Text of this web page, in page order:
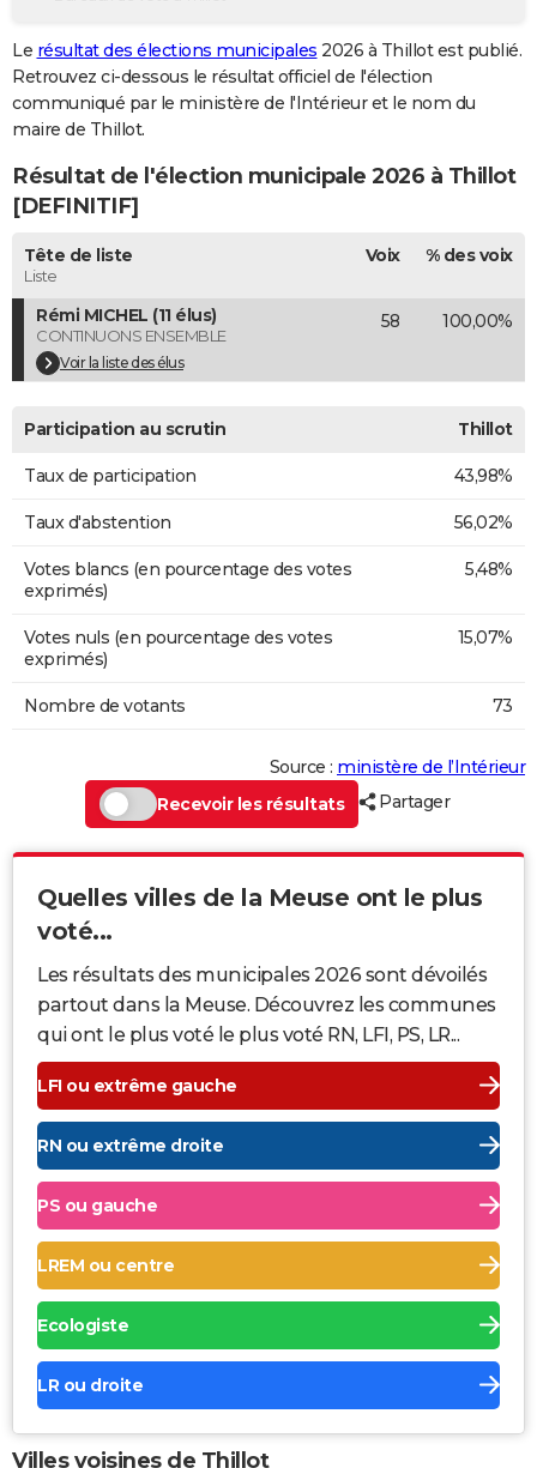
GUIDES D'ACHAT
BONS PLANS
CARTE DE VOEUX
Carte de Noël
Carte Bonne année
Carte Saint-Valentin
Carte Pâques
Carte d'anniversaire
DICTIONNAIRE
Dictionnaire
Biographies
Citations
Expressions
Proverbes
PROGRAMME TV
COPAINS D'AVANT
S'inscrire
Se connecter
Lycées
Collèges
Primaires
Universités
Entreprises
Service militaire
Avis de recherche
AVIS DE DÉCÈS
FORUM
Le résultat des élections municipales 2026 à Thillot est publié.
Retrouvez ci-dessous le résultat officiel de l'élection
communiqué par le ministère de l'Intérieur et le nom du
maire de Thillot.
Résultat de l'élection municipale 2026 à Thillot
[DEFINITIF]
Tête de liste
Liste
Voix % des voix
Rémi MICHEL (11 élus)
CONTINUONS ENSEMBLE
Voir la liste des élus
58 100,00%
Participation au scrutin Thillot
Taux de participation 43,98%
Taux d'abstention 56,02%
Votes blancs (en pourcentage des votes
exprimés)
5,48%
Votes nuls (en pourcentage des votes
exprimés)
15,07%
Nombre de votants 73
Source : ministère de l’Intérieur
Recevoir les résultats
Partager
Quelles villes de la Meuse ont le plus
voté...
Les résultats des municipales 2026 sont dévoilés
partout dans la Meuse. Découvrez les communes
qui ont le plus voté le plus voté RN, LFI, PS, LR...
LFI ou extrême gauche
RN ou extrême droite
PS ou gauche
LREM ou centre
Ecologiste
LR ou droite
Villes voisines de Thillot